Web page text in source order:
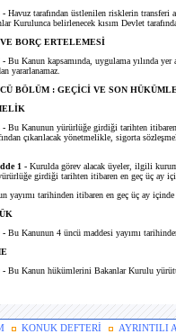
- Havuz tarafından üstlenilen risklerin transferi
Kurulunca belirlenecek kısım Devlet
BORÇ ERTELEMESİ
- Bu Kanun kapsamında, uygulama yılında
yararlanamaz.
BÖLÜM : GEÇİCİ VE SON
- Bu Kanunun yürürlüğe girdiği tarihten itibaren
çıkarılacak yönetmelikle, sigorta
1 - Kurulda görev alacak üyeler, ilgili
girdiği tarihten itibaren en geç üç ay
yayımı tarihinden itibaren en geç üç ay
- Bu Kanunun 4 üncü maddesi yayımı
- Bu Kanun hükümlerini Bakanlar Kurulu
KONUK DEFTERİ AYRINTILI